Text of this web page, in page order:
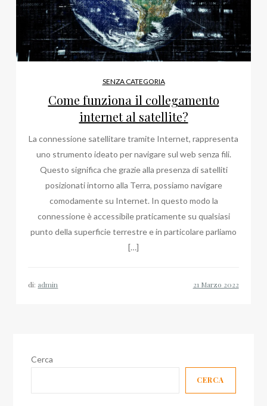
SENZA CATEGORIA
Come funziona il collegamento
internet al satellite?
La connessione satellitare tramite Internet, rappresenta
uno strumento ideato per navigare sul web senza fili.
Questo significa che grazie alla presenza di satelliti
posizionati intorno alla Terra, possiamo navigare
comodamente su Internet. In questo modo la
connessione è accessibile praticamente su qualsiasi
punto della superficie terrestre e in particolare parliamo
[…]
di: admin
Cerca
CERCA